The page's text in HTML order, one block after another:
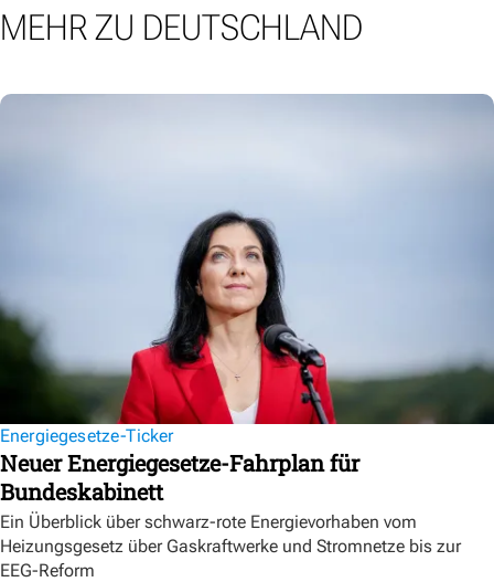
MEHR ZU DEUTSCHLAND
Energiegesetze-Ticker
Neuer Energiegesetze-Fahrplan für
Bundeskabinett
Ein Überblick über schwarz-rote Energievorhaben vom
Heizungsgesetz über Gaskraftwerke und Stromnetze bis zur
EEG-Reform